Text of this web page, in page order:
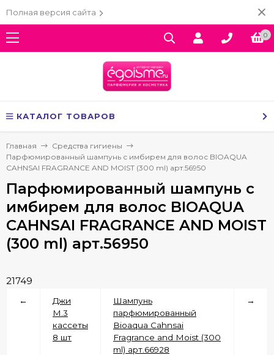
Полная версия сайта
0
КАТАЛОГ ТОВАРОВ
Главная
Средства гигиены
Парфюмированный шампунь с имбирем для волос BIOAQUA
CAHNSAI FRAGRANCE AND MOIST (300 ml) арт.56950
Парфюмированный шампунь с
имбирем для волос BIOAQUA
CAHNSAI FRAGRANCE AND MOIST
(300 ml) арт.56950
21749
←
Джи
M.3
кассеты
8 шт
Шампунь
парфюмированный
Bioaqua Cahnsai
Fragrance and Moist (300
ml) арт.66928
→